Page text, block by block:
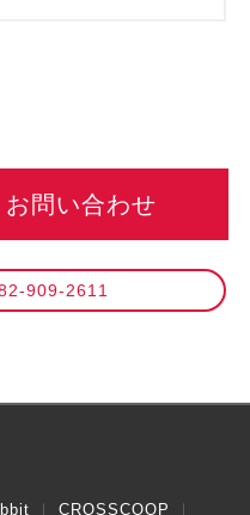
問い合わせ
909-2611
CROSSCOOP